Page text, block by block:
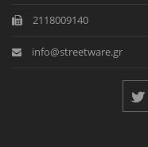
2118009140
info@streetware.gr